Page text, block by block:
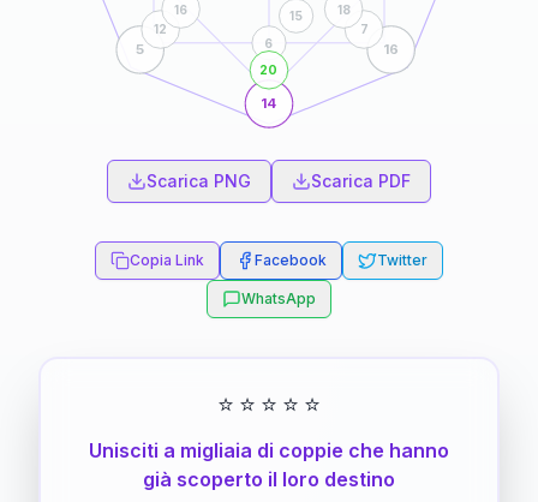
14
5 16
6
15
20
12
16
7
18
Scarica PNG Scarica PDF
Copia Link Facebook Twitter
WhatsApp
⭐ ⭐ ⭐ ⭐ ⭐
Unisciti a migliaia di coppie che hanno
già scoperto il loro destino